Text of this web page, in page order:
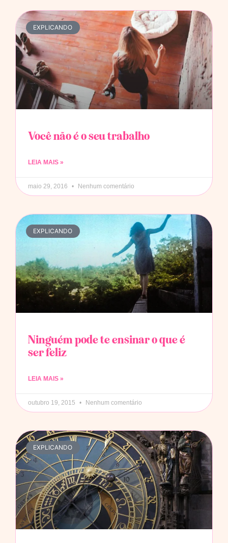
EXPLICANDO
Você não é o seu trabalho
LEIA MAIS »
maio 29, 2016 Nenhum comentário
EXPLICANDO
Ninguém pode te ensinar o que é
ser feliz
LEIA MAIS »
outubro 19, 2015 Nenhum comentário
EXPLICANDO